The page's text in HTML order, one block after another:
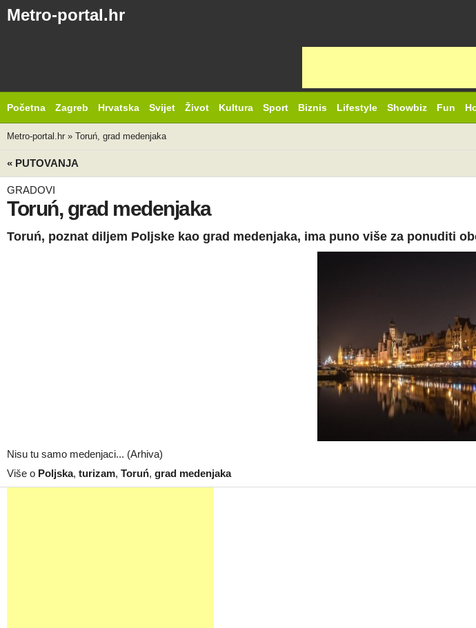
Metro-portal.hr
Početna Zagreb Hrvatska Svijet Život Kultura Sport Biznis Lifestyle Showbiz Fun
Metro-portal.hr » Toruń, grad medenjaka
« PUTOVANJA
GRADOVI
Toruń, grad medenjaka
Toruń, poznat diljem Poljske kao grad medenjaka, ima puno više za ponuditi
Nisu tu samo medenjaci... (Arhiva)
Više o Poljska, turizam, Toruń, grad medenjaka